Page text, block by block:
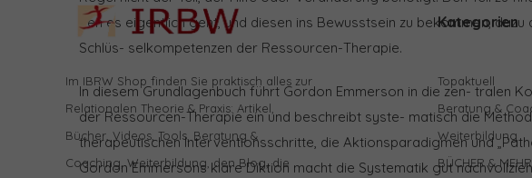
den es eigentlich geht, und diesen ins Bewusstsein zu bekommen, dazu
Schlüs- selkompetenzen der Ressourcen-Therapie.
In diesem Grundlagenbuch führt Gordon Emmerson in die zen- tralen
der Ressourcen-Therapie ein und beschreibt syste- matisch die
therapeutischen Interventionsschritte, die Aktionsparadigmen und
Gordon Emmersons klare Diktion macht die Systematik gut
Im IBRW Shop finden Sie praktisch alles zur
Relationalen Theorie & Praxis: Artikel,
Bücher, Videos, Tools, Beratung &
Coaching, Weiterbildung, den Blog, die
Kategorien
Topaktuell
Beratung &
Weiterbildung
BÜCHER & MEHR